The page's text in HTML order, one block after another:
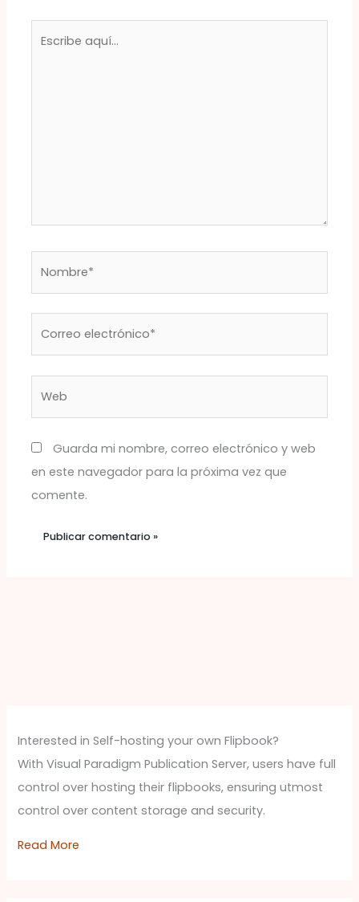
Guarda mi nombre, correo electrónico y web
en este navegador para la próxima vez que
comente.
Interested in Self-hosting your own Flipbook?
With Visual Paradigm Publication Server, users have full
control over hosting their flipbooks, ensuring utmost
control over content storage and security.
Read More